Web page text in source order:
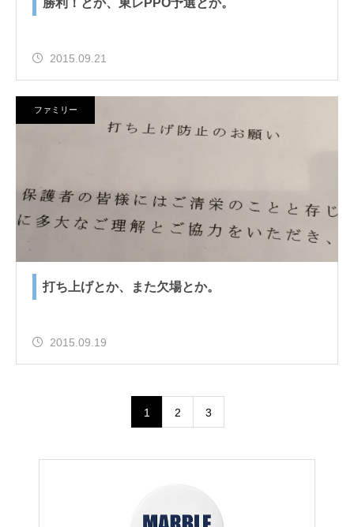
勝利！とか、東レPPO予選とか。
2015.09.21
ファミリー
打ち上げとか、また欠場とか。
2015.09.19
1 2 3